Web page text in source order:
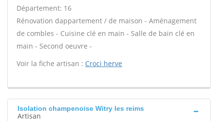
Département: 16
Rénovation dappartement / de maison - Aménagement
de combles - Cuisine clé en main - Salle de bain clé en
main - Second oeuvre -
Voir la fiche artisan : Croci herve
Isolation champenoise Witry les reims
Artisan